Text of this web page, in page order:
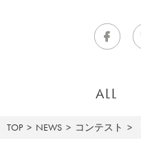
ALL
TOP NEWS コンテスト